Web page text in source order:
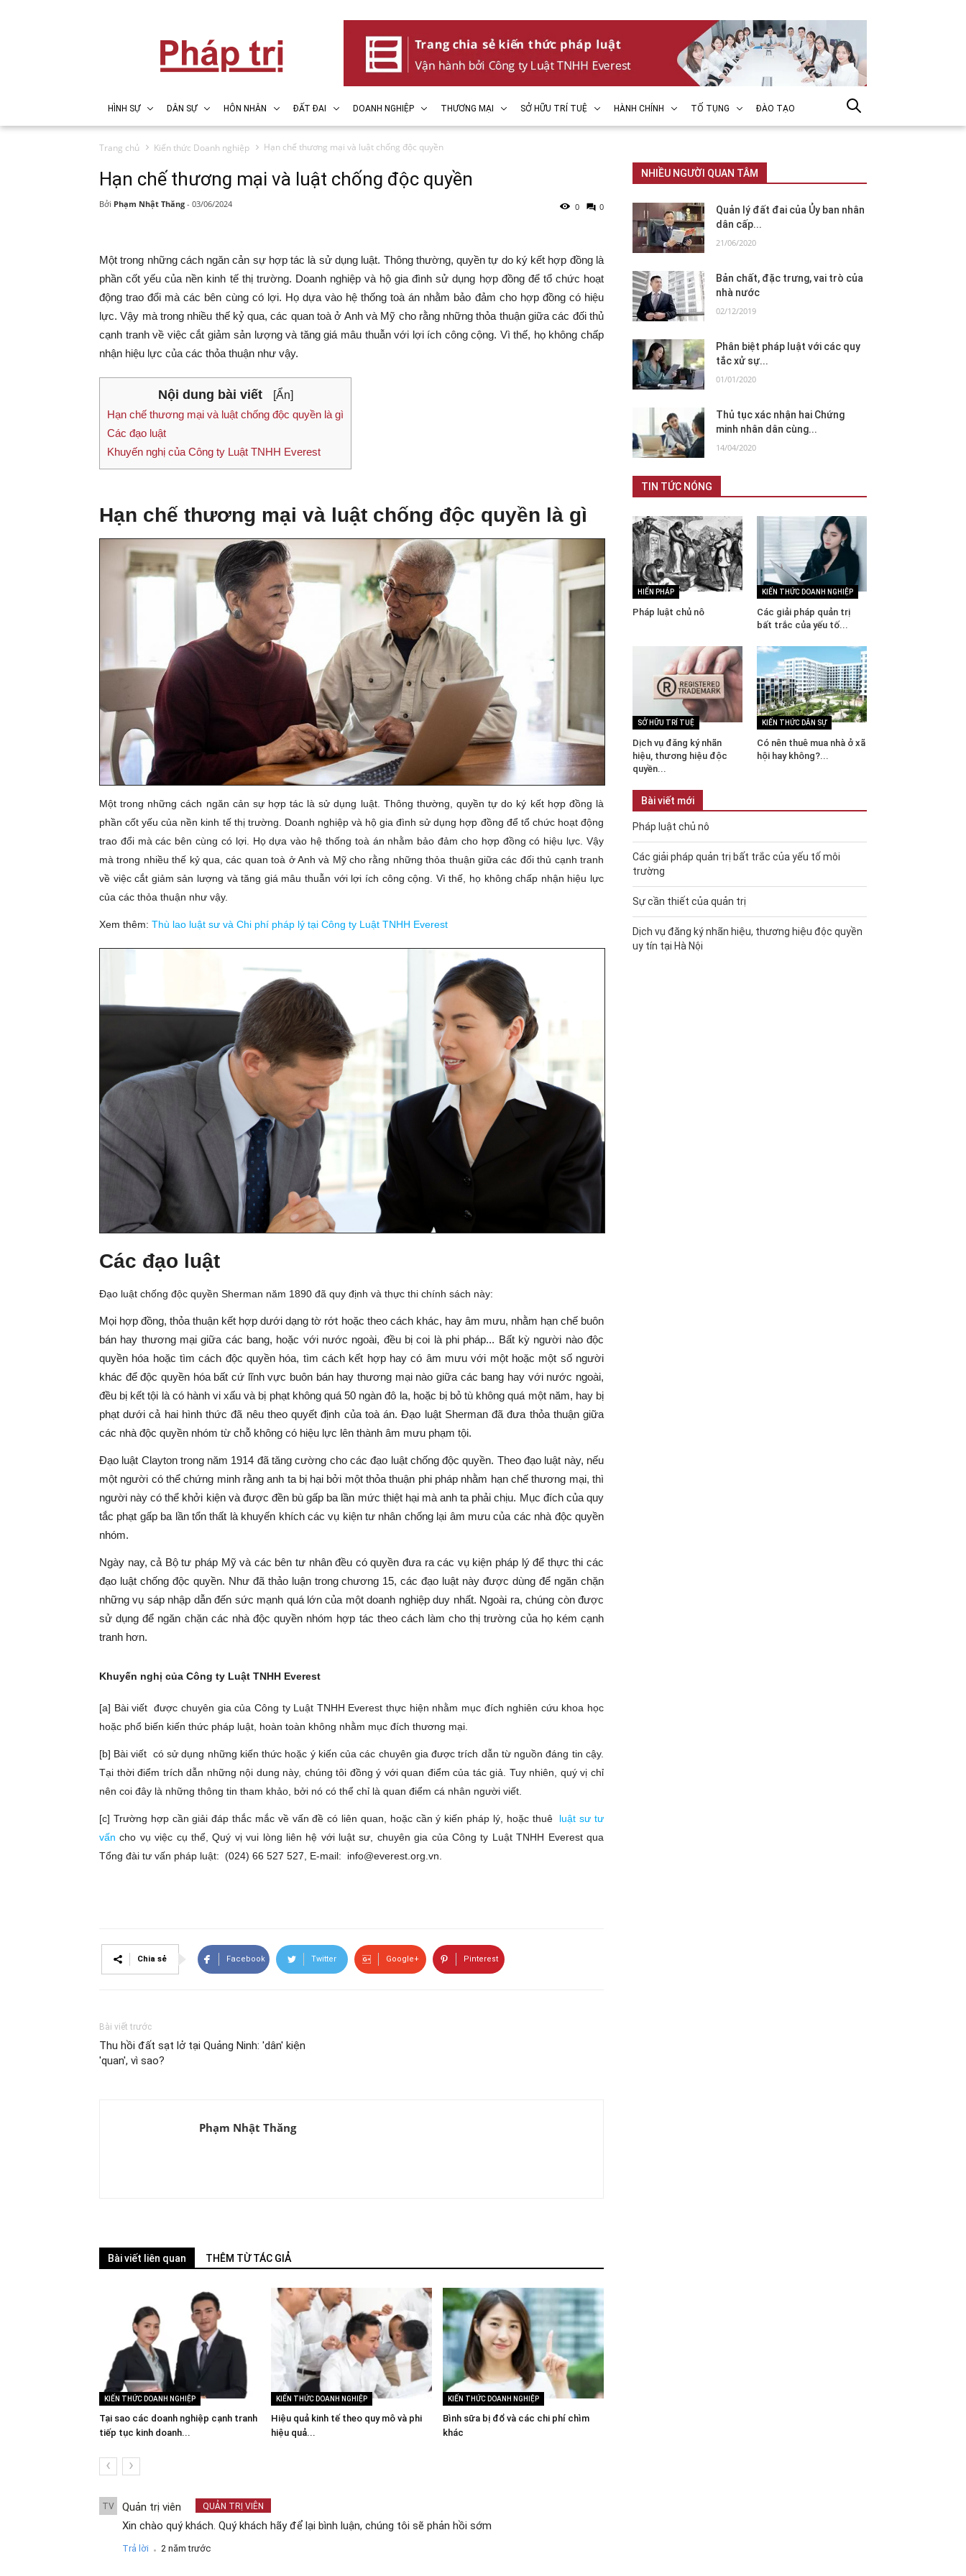
HÌNH SỰ DÂN SỰ HÔN NHÂN ĐẤT ĐAI DOANH NGHIỆP THƯƠNG MẠI SỞ HỮU TRÍ TUỆ HÀNH CHÍNH TỐ TỤNG ĐÀO TẠO
Trang chủ Kiến thức Doanh nghiệp Hạn chế thương mại và luật chống độc quyền
Hạn chế thương mại và luật chống độc quyền
Bởi Phạm Nhật Thăng - 03/06/2024 0 0
Một trong những cách ngăn cản sự hợp tác là sử dụng luật. Thông thường, quyền tự do ký kết hợp đồng là
phần cốt yếu của nền kinh tế thị trường. Doanh nghiệp và hộ gia đình sử dụng hợp đồng để tổ chức hoạt
động trao đổi mà các bên cùng có lợi. Họ dựa vào hệ thống toà án nhằm bảo đảm cho hợp đồng có hiệu
lực. Vậy mà trong nhiều thế kỷ qua, các quan toà ở Anh và Mỹ cho rằng những thỏa thuận giữa các đối thủ
cạnh tranh về việc cắt giảm sản lượng và tăng giá mâu thuẫn với lợi ích công cộng. Vì thế, họ không chấp
nhận hiệu lực của các thỏa thuận như vậy.
Nội dung bài viết [Ẩn]
Hạn chế thương mại và luật chống độc quyền là gì
Các đạo luật
Khuyến nghị của Công ty Luật TNHH Everest
Hạn chế thương mại và luật chống độc quyền là gì
Một trong những cách ngăn cản sự hợp tác là sử dụng luật. Thông thường, quyền tự do ký kết hợp đồng là
phần cốt yếu của nền kinh tế thị trường. Doanh nghiệp và hộ gia đình sử dụng hợp đồng để tổ chức hoạt động
trao đổi mà các bên cùng có lợi. Họ dựa vào hệ thống toà án nhằm bảo đảm cho hợp đồng có hiệu lực. Vậy
mà trong nhiều thế kỷ qua, các quan toà ở Anh và Mỹ cho rằng những thỏa thuận giữa các đối thủ cạnh tranh
về việc cắt giảm sản lượng và tăng giá mâu thuẫn với lợi ích công cộng. Vì thế, họ không chấp nhận hiệu lực
của các thỏa thuận như vậy.
Xem thêm: Thù lao luật sư và Chi phí pháp lý tại Công ty Luật TNHH Everest
Các đạo luật
Đạo luật chống độc quyền Sherman năm 1890 đã quy định và thực thi chính sách này:
Mọi hợp đồng, thỏa thuận kết hợp dưới dạng tờ rớt hoặc theo cách khác, hay âm mưu, nhằm hạn chế buôn
bán hay thương mại giữa các bang, hoặc với nước ngoài, đều bị coi là phi pháp... Bất kỳ người nào độc
quyền hóa hoặc tìm cách độc quyền hóa, tìm cách kết hợp hay có âm mưu với một hoặc một số người
khác để độc quyền hóa bất cứ lĩnh vực buôn bán hay thương mại nào giữa các bang hay với nước ngoài,
đều bị kết tội là có hành vi xấu và bị phạt không quá 50 ngàn đô la, hoặc bị bỏ tù không quá một năm, hay bị
phạt dưới cả hai hình thức đã nêu theo quyết định của toà án. Đạo luật Sherman đã đưa thỏa thuận giữa
các nhà độc quyền nhóm từ chỗ không có hiệu lực lên thành âm mưu phạm tội.
Đạo luật Clayton trong năm 1914 đã tăng cường cho các đạo luật chống độc quyền. Theo đạo luật này, nếu
một người có thể chứng minh rằng anh ta bị hại bởi một thỏa thuận phi pháp nhằm hạn chế thương mại, thì
người này có thể khởi kiện và được đền bù gấp ba lần mức thiệt hại mà anh ta phải chịu. Mục đích của quy
tắc phạt gấp ba lần tổn thất là khuyến khích các vụ kiện tư nhân chống lại âm mưu của các nhà độc quyền
nhóm.
Ngày nay, cả Bộ tư pháp Mỹ và các bên tư nhân đều có quyền đưa ra các vụ kiện pháp lý để thực thi các
đạo luật chống độc quyền. Như đã thảo luận trong chương 15, các đạo luật này được dùng để ngăn chặn
những vụ sáp nhập dẫn đến sức mạnh quá lớn của một doanh nghiệp duy nhất. Ngoài ra, chúng còn được
sử dụng để ngăn chặn các nhà độc quyền nhóm hợp tác theo cách làm cho thị trường của họ kém cạnh
tranh hơn.
Khuyến nghị của Công ty Luật TNHH Everest
[a] Bài viết được chuyên gia của Công ty Luật TNHH Everest thực hiện nhằm mục đích nghiên cứu khoa học
hoặc phổ biến kiến thức pháp luật, hoàn toàn không nhằm mục đích thương mại.
[b] Bài viết có sử dụng những kiến thức hoặc ý kiến của các chuyên gia được trích dẫn từ nguồn đáng tin cậy.
Tại thời điểm trích dẫn những nội dung này, chúng tôi đồng ý với quan điểm của tác giả. Tuy nhiên, quý vị chỉ
nên coi đây là những thông tin tham khảo, bởi nó có thể chỉ là quan điểm cá nhân người viết.
[c] Trường hợp cần giải đáp thắc mắc về vấn đề có liên quan, hoặc cần ý kiến pháp lý, hoặc thuê luật sư tư
vấn cho vụ việc cụ thể, Quý vị vui lòng liên hệ với luật sư, chuyên gia của Công ty Luật TNHH Everest qua
Tổng đài tư vấn pháp luật: (024) 66 527 527, E-mail: info@everest.org.vn.
Chia sẻ Facebook Twitter Google+ Pinterest
Bài viết trước
Thu hồi đất sạt lở tại Quảng Ninh: 'dân' kiện
'quan', vì sao?
Phạm Nhật Thăng
Bài viết liên quan THÊM TỪ TÁC GIẢ
KIẾN THỨC DOANH NGHIỆP
Tại sao các doanh nghiệp cạnh tranh
tiếp tục kinh doanh...
KIẾN THỨC DOANH NGHIỆP
Hiệu quả kinh tế theo quy mô và phi
hiệu quả...
KIẾN THỨC DOANH NGHIỆP
Bình sữa bị đổ và các chi phí chìm
khác
‹ ›
TV Quản trị viên QUẢN TRỊ VIÊN
Xin chào quý khách. Quý khách hãy để lại bình luận, chúng tôi sẽ phản hồi sớm
Trả lời . 2 năm trước
NHIỀU NGƯỜI QUAN TÂM
Quản lý đất đai của Ủy ban nhân
dân cấp...
21/06/2020
Bản chất, đặc trưng, vai trò của
nhà nước
02/12/2019
Phân biệt pháp luật với các quy
tắc xử sự...
01/01/2020
Thủ tục xác nhận hai Chứng
minh nhân dân cùng...
14/04/2020
TIN TỨC NÓNG
HIẾN PHÁP
Pháp luật chủ nô
KIẾN THỨC DOANH NGHIỆP
Các giải pháp quản trị
bất trắc của yếu tố...
SỞ HỮU TRÍ TUỆ
Dịch vụ đăng ký nhãn
hiệu, thương hiệu độc
quyền...
KIẾN THỨC DÂN SỰ
Có nên thuê mua nhà ở xã
hội hay không?...
Bài viết mới
Pháp luật chủ nô
Các giải pháp quản trị bất trắc của yếu tố môi
trường
Sự cần thiết của quản trị
Dịch vụ đăng ký nhãn hiệu, thương hiệu độc quyền
uy tín tại Hà Nội